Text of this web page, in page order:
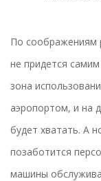
По соображениям
не придется
зона
аэропортом, и на
будет хватать. А
позаботится
машины